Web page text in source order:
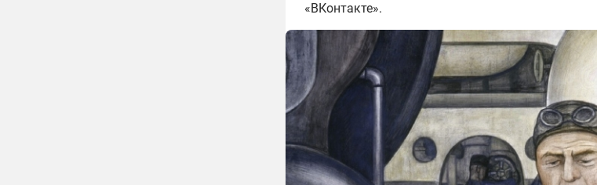
«ВКонтакте».